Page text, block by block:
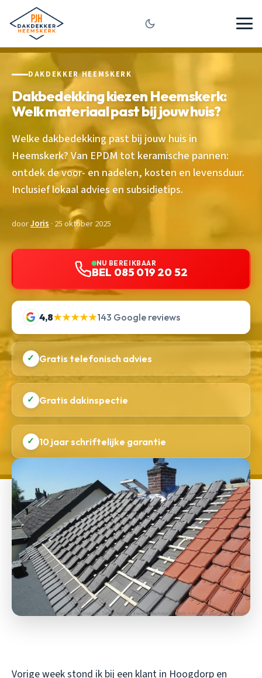
DAKDEKKER HEEMSKERK
Dakbedekking kiezen Heemskerk:
Welk materiaal past bij jouw huis?
Welke dakbedekking past bij jouw huis in
Heemskerk? Van EPDM tot keramische pannen:
ontdek de voor- en nadelen, kosten en levensduur.
Inclusief lokaal advies en subsidietips.
doorJoris · 25 oktober 2025
NU BEREIKBAAR
BEL 085 019 20 52
4,8★★★★★143 Google reviews
✓ Gratis telefonisch advies
✓ Gratis dakinspectie
✓ 10 jaar schriftelijke garantie
Vorige week stond ik bij een klant in Hoogdorp en